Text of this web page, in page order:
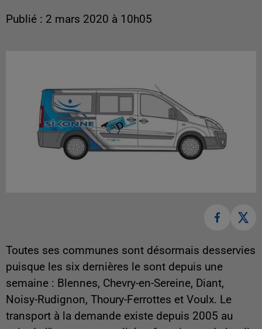
Publié : 2 mars 2020 à 10h05
Toutes ses communes sont désormais desservies
puisque les six dernières le sont depuis une
semaine : Blennes, Chevry-en-Sereine, Diant,
Noisy-Rudignon, Thoury-Ferrottes et Voulx. Le
transport à la demande existe depuis 2005 au